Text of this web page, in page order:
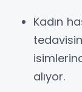
Kadın
alıyor.